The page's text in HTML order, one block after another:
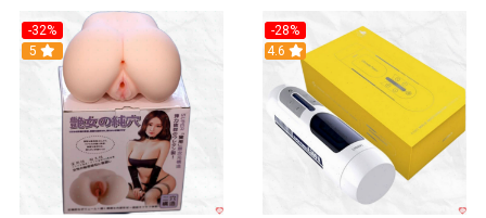
-32%
Hot
5
-28%
Hot
4.6